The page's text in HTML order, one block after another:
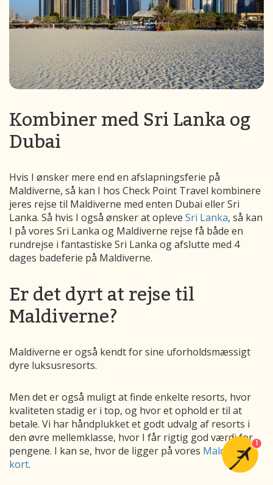
Kombiner med Sri Lanka og
Dubai
Hvis I ønsker mere end en afslapningsferie på
Maldiverne, så kan I hos Check Point Travel kombinere
jeres rejse til Maldiverne med enten Dubai eller Sri
Lanka. Så hvis I også ønsker at opleve Sri Lanka, så kan
I på vores Sri Lanka og Maldiverne rejse få både en
rundrejse i fantastiske Sri Lanka og afslutte med 4
dages badeferie på Maldiverne.
Er det dyrt at rejse til
Maldiverne?
Maldiverne er også kendt for sine uforholdsmæssigt
dyre luksusresorts.
Men det er også muligt at finde enkelte resorts, hvor
kvaliteten stadig er i top, og hvor et ophold er til at
betale. Vi har håndplukket et godt udvalg af resorts i
den øvre mellemklasse, hvor I får rigtig god værdi for
pengene. I kan se, hvor de ligger på vores Maldiverne
kort.
1